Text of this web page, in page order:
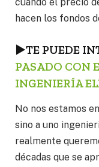
hacen los fondos
►TE PUEDE
PASADO CON
INGENIERÍA
No nos estamos
sino a uno
realmente
décadas que se